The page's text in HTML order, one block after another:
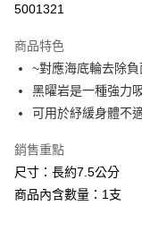
Apple Pay
街口支付
ATM付款
5001321
商品特色
~對應海底輪去除
黑曜岩是一種強力
可用於紓緩身體不
銷售重點
尺寸：長約7.5公分
商品內含數量：1支